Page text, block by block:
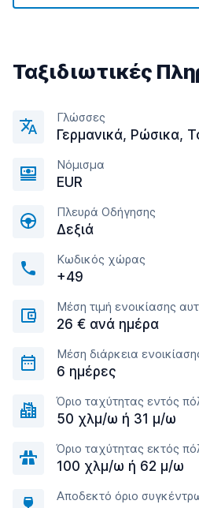
Ταξιδιωτικές
Γλώσσες
Γερμανικά, Ρώσικα,
Νόμισμα
EUR
Πλευρά Οδήγησης
Δεξιά
Κωδικός χώρας
+49
Μέση τιμή ενοικίασης
26 € ανά ημέρα
Μέση διάρκεια
6 ημέρες
Όριο ταχύτητας εντός
50 χλμ/ω ή 31 μ/ω
Όριο ταχύτητας εκτός
100 χλμ/ω ή 62 μ/ω
Αποδεκτό όριο